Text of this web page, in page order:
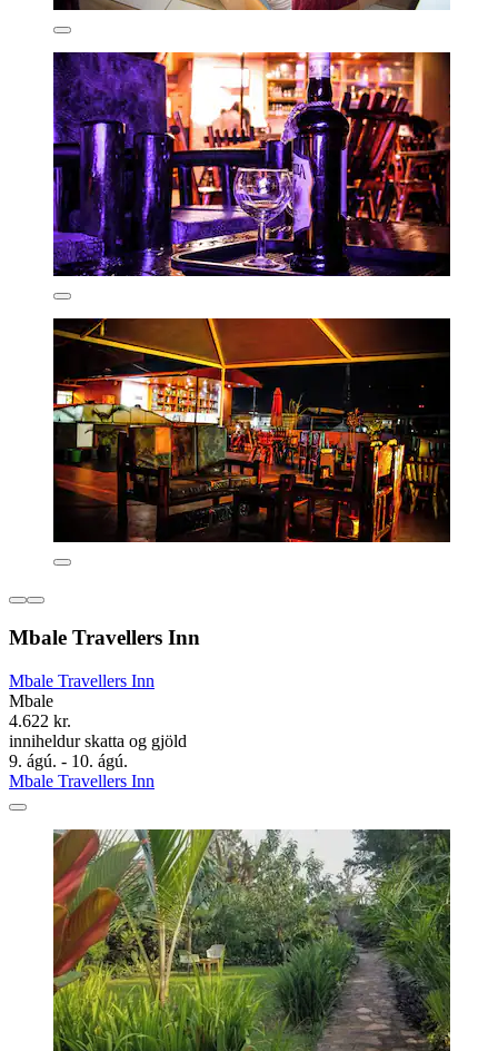
Mbale Travellers Inn
Mbale Travellers Inn
Mbale
4.622 kr.
inniheldur skatta og gjöld
9. ágú. - 10. ágú.
Mbale Travellers Inn